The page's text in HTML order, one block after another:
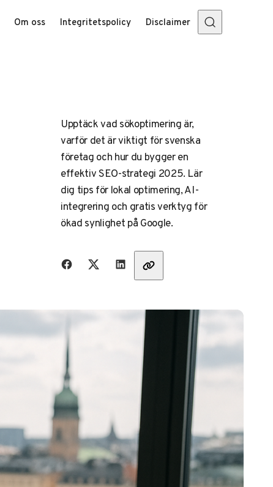
Om oss Integritetspolicy Disclaimer
Upptäck vad sökoptimering är,
varför det är viktigt för svenska
företag och hur du bygger en
effektiv SEO-strategi 2025. Lär
dig tips för lokal optimering, AI-
integrering och gratis verktyg för
ökad synlighet på Google.
Dela med vänner